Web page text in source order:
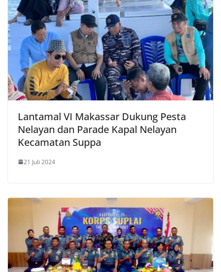
Lantamal VI Makassar Dukung Pesta
Nelayan dan Parade Kapal Nelayan
Kecamatan Suppa
21 Juli 2024